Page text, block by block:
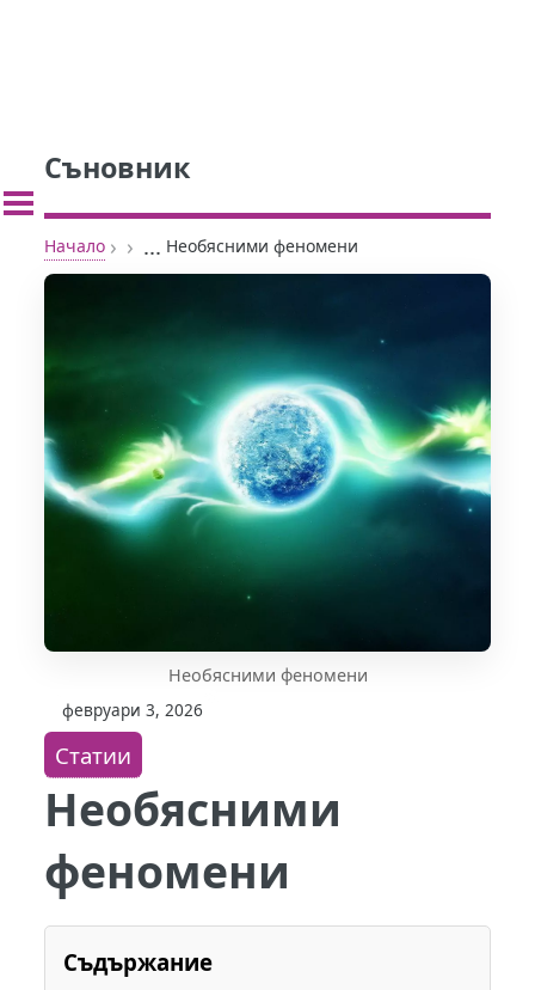
Съновник
Начало › › ... Необясними феномени
Необясними феномени
февруари 3, 2026
Статии
Необясними
феномени
Съдържание